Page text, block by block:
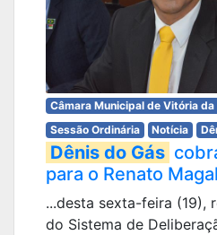
Câmara Municipal de Vitória
Sessão Ordinária
Notícia
Dênis do Gás
para o Renato
...desta sexta-feira (19),
do Sistema de